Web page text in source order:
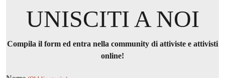
UNISCITI A NOI
Compila il form ed entra nella community di attiviste e attivisti
online!